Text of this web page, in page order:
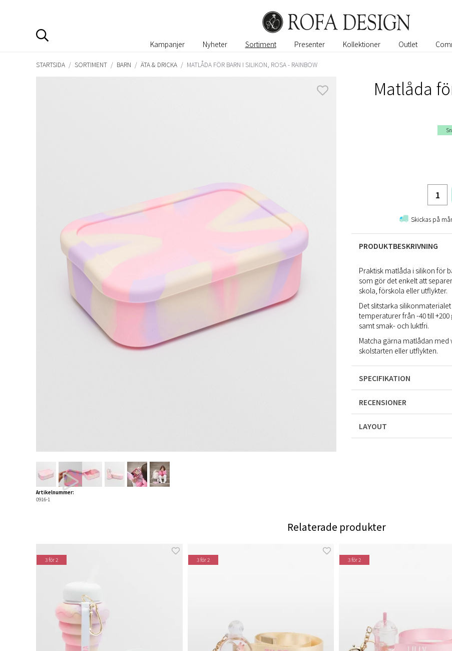
Kampanjer Nyheter Sortiment Presenter Kollektioner Outlet
STARTSIDA / SORTIMENT / BARN / ÄTA & DRICKA / MATLÅDA FÖR BARN I SILIKON, ROSA - RAINBOW
Matlåda
Skickas på
PRODUKTBESKRIVNING
Praktisk matlåda i silikon för
som gör det enkelt att
skola, förskola eller utflykter.
Det slitstarka
temperaturer från -40 till
samt smak- och luktfri.
Matcha gärna matlådan med
skolstarten eller utflykten.
SPECIFIKATION
RECENSIONER
LAYOUT
Artikelnummer:
0916-1
Relaterade produkter
3 för 2 3 för 2 3 för 2